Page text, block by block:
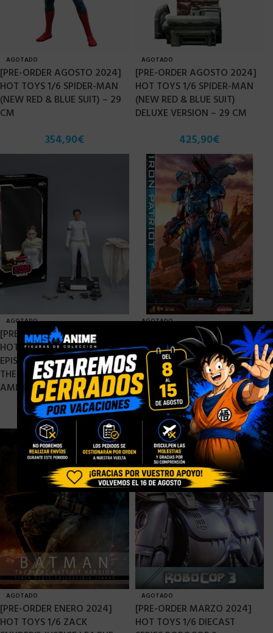
AGOTADO
[PRE-ORDER AGOSTO 2024]
HOT TOYS 1/6 SPIDER-MAN
(NEW RED & BLUE SUIT) – 29
CM
354,90€
AGOTADO
[PRE-ORDER AGOSTO 2024]
HOT TOYS 1/6 SPIDER-MAN
(NEW RED & BLUE SUIT)
DELUXE VERSION – 29 CM
425,90€
AGOTADO
[PRE-ORDER MAYO 2024]
HOT TOYS 1/6 STAR WARS
EPISODE II: THE ATTACK OF
THE CLONES PADME
AMIDALA – 27 CM
339,90€
AGOTADO
HOT TOYS 1/6 AVENGERS :
ENDGAME IRON PATRIOT –
32 CM
469,90€
AGOTADO
[PRE-ORDER ENERO 2024]
HOT TOYS 1/6 ZACK
AGOTADO
[PRE-ORDER MARZO 2024]
HOT TOYS 1/6 DIECAST
×